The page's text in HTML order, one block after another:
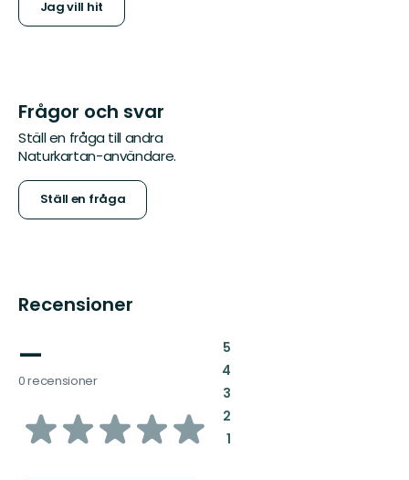
Jag vill hit
Frågor och svar
Ställ en fråga till andra
Naturkartan-användare.
Ställ en fråga
Recensioner
—
0 recensioner
av
5:
4:
3:
2:
1: